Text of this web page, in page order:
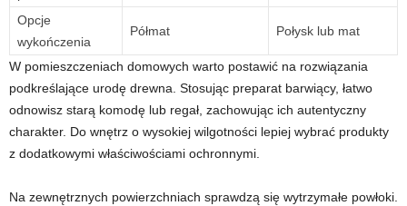
Opcje
wykończenia
Półmat Połysk lub mat
W pomieszczeniach domowych warto postawić na rozwiązania
podkreślające urodę drewna. Stosując preparat barwiący, łatwo
odnowisz starą komodę lub regał, zachowując ich autentyczny
charakter. Do wnętrz o wysokiej wilgotności lepiej wybrać produkty
z dodatkowymi właściwościami ochronnymi.
Na zewnętrznych powierzchniach sprawdzą się wytrzymałe powłoki.